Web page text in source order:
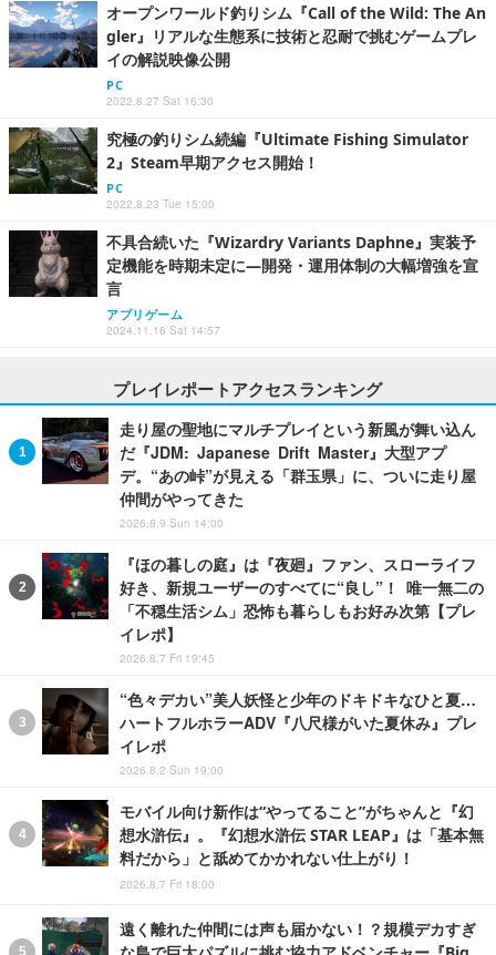
オープンワールド釣りシム『Call of the Wild: The An
gler』リアルな生態系に技術と忍耐で挑むゲームプレ
イの解説映像公開
PC
2022.8.27 Sat 16:30
究極の釣りシム続編『Ultimate Fishing Simulator
2』Steam早期アクセス開始！
PC
2022.8.23 Tue 15:00
不具合続いた『Wizardry Variants Daphne』実装予
定機能を時期未定に―開発・運用体制の大幅増強を宣
言
アプリゲーム
2024.11.16 Sat 14:57
プレイレポートアクセスランキング
走り屋の聖地にマルチプレイという新風が舞い込ん
だ『JDM: Japanese Drift Master』大型アプ
デ。“あの峠”が見える「群玉県」に、ついに走り屋
仲間がやってきた
2026.8.9 Sun 14:00
『ほの暮しの庭』は『夜廻』ファン、スローライフ
好き、新規ユーザーのすべてに“良し”！ 唯一無二の
「不穏生活シム」恐怖も暮らしもお好み次第【プレ
イレポ】
2026.8.7 Fri 19:45
“色々デカい”美人妖怪と少年のドキドキなひと夏…
ハートフルホラーADV『八尺様がいた夏休み』プレ
イレポ
2026.8.2 Sun 19:00
モバイル向け新作は“やってること”がちゃんと『幻
想水滸伝』。『幻想水滸伝 STAR LEAP』は「基本無
料だから」と舐めてかかれない仕上がり！
2026.8.7 Fri 18:00
遠く離れた仲間には声も届かない！？規模デカすぎ